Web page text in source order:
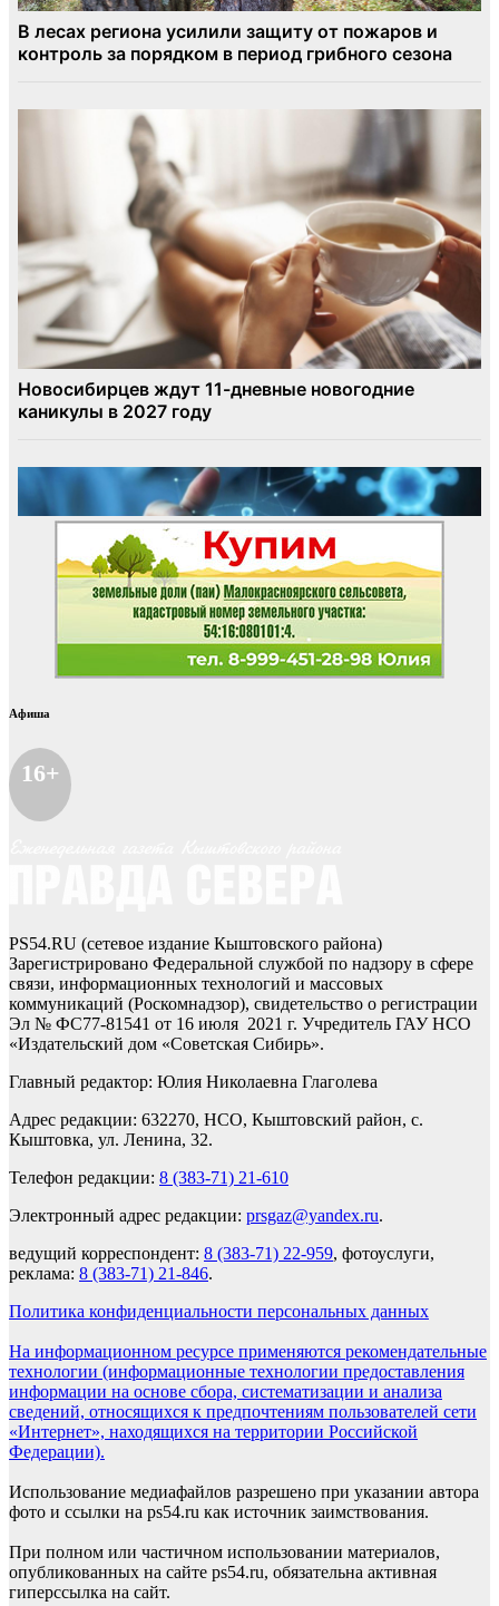
Афиша
16+
PS54.RU (сетевое издание Кыштовского района)
Зарегистрировано Федеральной службой по надзору в сфере
связи, информационных технологий и массовых
коммуникаций (Роскомнадзор), свидетельство о регистрации
Эл № ФС77-81541 от 16 июля 2021 г. Учредитель ГАУ НСО
«Издательский дом «Советская Сибирь».
Главный редактор: Юлия Николаевна Глаголева
Адрес редакции: 632270, НСО, Кыштовский район, с.
Кыштовка, ул. Ленина, 32.
Телефон редакции: 8 (383-71) 21-610
Электронный адрес редакции: prsgaz@yandex.ru.
ведущий корреспондент: 8 (383-71) 22-959, фотоуслуги,
реклама: 8 (383-71) 21-846.
Политика конфиденциальности персональных данных
На информационном ресурсе применяются рекомендательные
технологии (информационные технологии предоставления
информации на основе сбора, систематизации и анализа
сведений, относящихся к предпочтениям пользователей сети
«Интернет», находящихся на территории Российской
Федерации).
Использование медиафайлов разрешено при указании автора
фото и ссылки на ps54.ru как источник заимствования.
При полном или частичном использовании материалов,
опубликованных на сайте ps54.ru, обязательна активная
гиперссылка на сайт.